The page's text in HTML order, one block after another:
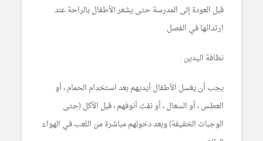
قبل العودة إلى المدرسة حتى يشعر الأطفال بالراحة عند
ارتدائها في الفصل.
نظافة اليدين :
يجب أن يغسل الأطفال أيديهم بعد استخدام الحمام ، أو
العطس ، أو السعال ، أو نفث أنوفهم ، قبل الأكل (حتى
الوجبات الخفيفة) وبعد دخولهم مباشرة من اللعب في الهواء